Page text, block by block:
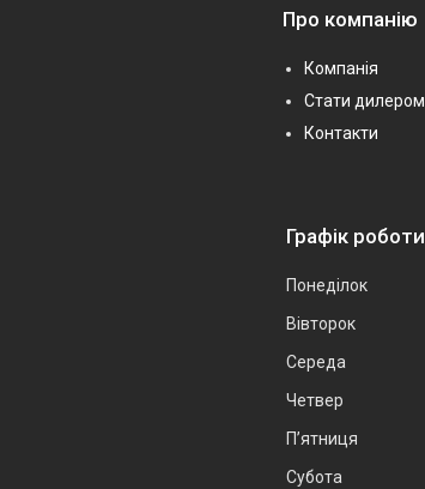
Про компанію
Компанія
Стати дилером
Контакти
Графік роботи
Понеділок
Вівторок
Середа
Четвер
Пʼятниця
Субота